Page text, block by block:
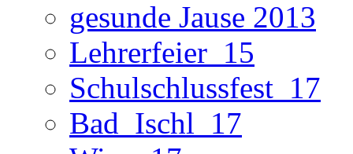
gesunde Jause 2013
Lehrerfeier_15
Schulschlussfest_17
Bad_Ischl_17